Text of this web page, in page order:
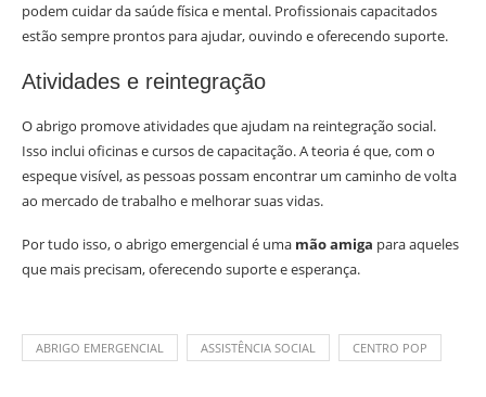
podem cuidar da saúde física e mental. Profissionais capacitados
estão sempre prontos para ajudar, ouvindo e oferecendo suporte.
Atividades e reintegração
O abrigo promove atividades que ajudam na reintegração social.
Isso inclui oficinas e cursos de capacitação. A teoria é que, com o
espeque visível, as pessoas possam encontrar um caminho de volta
ao mercado de trabalho e melhorar suas vidas.
Por tudo isso, o abrigo emergencial é uma mão amiga para aqueles
que mais precisam, oferecendo suporte e esperança.
ABRIGO EMERGENCIAL ASSISTÊNCIA SOCIAL CENTRO POP